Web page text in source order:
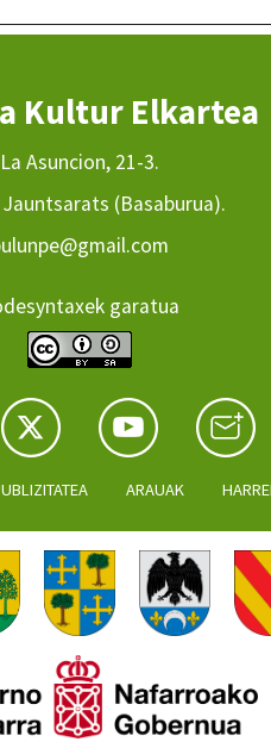
Kultur Elkartea
La Asuncion, 21-3.
(Basaburua).
garatua
ARAUAK